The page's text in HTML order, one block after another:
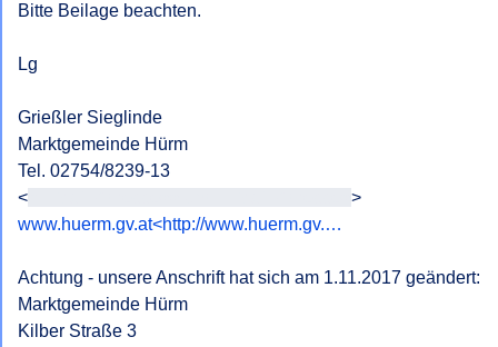
Bitte Beilage beachten.
Lg
Grießler Sieglinde
Marktgemeinde Hürm
Tel. 02754/8239-13
<
www.huerm.gv.at<http://www.huerm.gv.…
Achtung - unsere Anschrift hat sich am 1.11.2017 geändert:
Marktgemeinde Hürm
Kilber Straße 3